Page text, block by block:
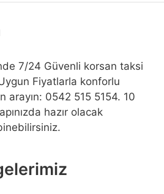
7/24 Güvenli korsan taksi
Fiyatlarla konforlu
arayın: 0542 515 5154. 10
hazır olacak